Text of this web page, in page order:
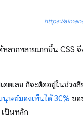
https://
ลากหลายมากขึ้น CSS
เดตเลย ก็จะติดอยู่ในช่ว
นุษย์มองเห็นได้ 30% ขอ
เป็นหลัก